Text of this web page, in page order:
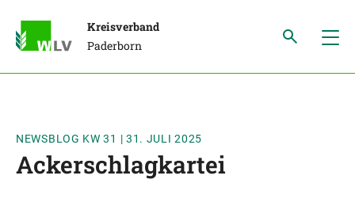
Kreisverband
Paderborn
NEWSBLOG KW 31 | 31. JULI 2025
Ackerschlagkartei